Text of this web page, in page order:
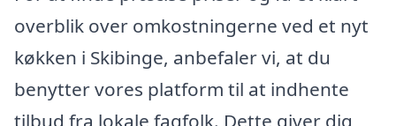
overblik over omkostningerne ved et nyt
køkken i Skibinge, anbefaler vi, at du
benytter vores platform til at indhente
tilbud fra lokale fagfolk. Dette giver dig